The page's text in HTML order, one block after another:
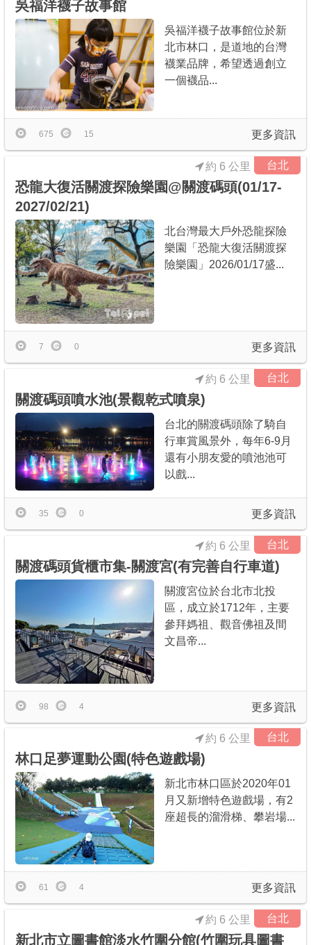
吳福洋襪子故事館
吳福洋襪子故事館位於新
北市林口，是道地的台灣
襪業品牌，希望透過創立
一個襪品...
更多資訊
675 15
台北
恐龍大復活關渡探險樂園@關渡碼頭(01/17-
2027/02/21)
約 6 公里
北台灣最大戶外恐龍探險
樂園「恐龍大復活關渡探
險樂園」2026/01/17盛...
更多資訊
7 0
台北
關渡碼頭噴水池(景觀乾式噴泉)
約 6 公里
台北的關渡碼頭除了騎自
行車賞風景外，每年6-9月
還有小朋友愛的噴池池可
以戲...
更多資訊
35 0
台北
關渡碼頭貨櫃市集-關渡宮(有完善自行車道)
約 6 公里
關渡宮位於台北市北投
區，成立於1712年，主要
參拜媽祖、觀音佛祖及間
文昌帝...
更多資訊
98 4
台北
林口足夢運動公園(特色遊戲場)
約 6 公里
新北市林口區於2020年01
月又新增特色遊戲場，有2
座超長的溜滑梯、攀岩場...
更多資訊
61 4
台北
新北市立圖書館淡水竹圍分館(竹圍玩具圖書
約 6 公里